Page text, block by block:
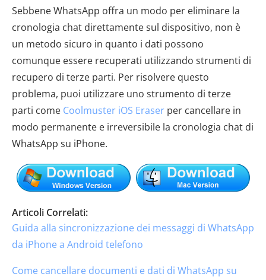
Sebbene WhatsApp offra un modo per eliminare la
cronologia chat direttamente sul dispositivo, non è
un metodo sicuro in quanto i dati possono
comunque essere recuperati utilizzando strumenti di
recupero di terze parti. Per risolvere questo
problema, puoi utilizzare uno strumento di terze
parti come Coolmuster iOS Eraser per cancellare in
modo permanente e irreversibile la cronologia chat di
WhatsApp su iPhone.
Articoli Correlati:
Guida alla sincronizzazione dei messaggi di WhatsApp
da iPhone a Android telefono
Come cancellare documenti e dati di WhatsApp su